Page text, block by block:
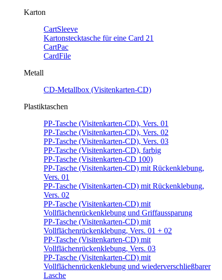
Karton
CartSleeve
Kartonstecktasche für eine Card 21
CartPac
CardFile
Metall
CD-Metallbox (Visitenkarten-CD)
Plastiktaschen
PP-Tasche (Visitenkarten-CD), Vers. 01
PP-Tasche (Visitenkarten-CD), Vers. 02
PP-Tasche (Visitenkarten-CD), Vers. 03
PP-Tasche (Visitenkarten-CD), farbig
PP-Tasche (Visitenkarten-CD 100)
PP-Tasche (Visitenkarten-CD) mit Rückenklebung,
Vers. 01
PP-Tasche (Visitenkarten-CD) mit Rückenklebung,
Vers. 02
PP-Tasche (Visitenkarten-CD) mit
Vollflächenrückenklebung und Griffaussparung
PP-Tasche (Visitenkarten-CD) mit
Vollflächenrückenklebung, Vers. 01 + 02
PP-Tasche (Visitenkarten-CD) mit
Vollflächenrückenklebung, Vers. 03
PP-Tasche (Visitenkarten-CD) mit
Vollflächenrückenklebung und wiederverschließbarer
Lasche